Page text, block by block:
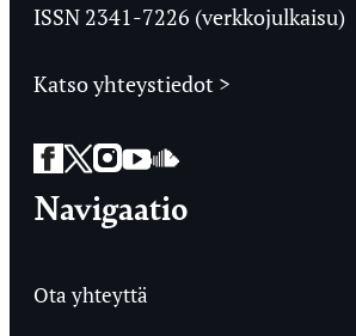
ISSN 2341-7226 (verkkojulkaisu)
Katso yhteystiedot >
Facebook
Twitter
Instagram
YouTube
SoundCloud
Navigaatio
Ota yhteyttä